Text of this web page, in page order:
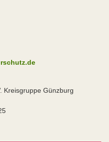
Kreisgruppe Günzburg